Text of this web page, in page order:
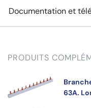
Documentation et
PRODUITS
63A.